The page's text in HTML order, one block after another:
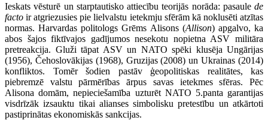
Ieskats vēsturē un starptautisko attiecību teorijās norāda: pasaule de
facto ir atgriezusies pie lielvalstu ietekmju sfērām kā noklusēti atzītas
normas. Harvardas politologs Grēms Alisons (Allison) apgalvo, ka
abos šajos fiktīvajos gadījumos nesekotu nopietna ASV militāra
pretreakcija. Gluži tāpat ASV un NATO spēki klusēja Ungārijas
(1956), Čehoslovākijas (1968), Gruzijas (2008) un Ukrainas (2014)
konfliktos. Tomēr šodien pastāv ģeopolitiskas realitātes, kas
piebremzē valstu pārmērības ārpus savas ietekmes sfēras. Pēc
Alisona domām, nepieciešamība uzturēt NATO 5.panta garantijas
visdrīzāk izsauktu tikai alianses simbolisku pretestību un atkārtoti
pastiprinātas ekonomiskās sankcijas.